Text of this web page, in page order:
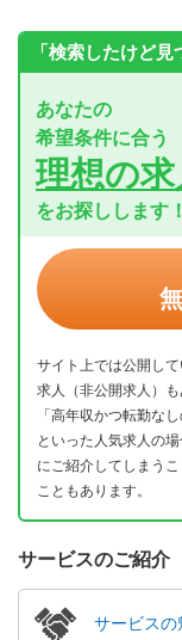
「検索したけど見
あなたの
希望条件に合う
理想の求
をお探しします！
サイト上では公開し
求人（非公開求人）
「高年収かつ転勤な
といった人気求人の
にご紹介してしまう
こともあります。
サービスのご紹介
サービスの